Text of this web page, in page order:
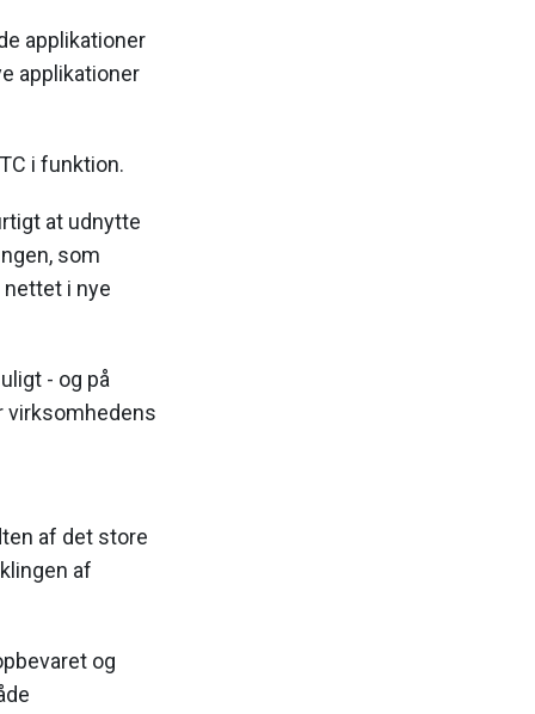
applikationer
applikationer
i funktion.
at udnytte
som
i nye
- og på
virksomhedens
af det store
af
og